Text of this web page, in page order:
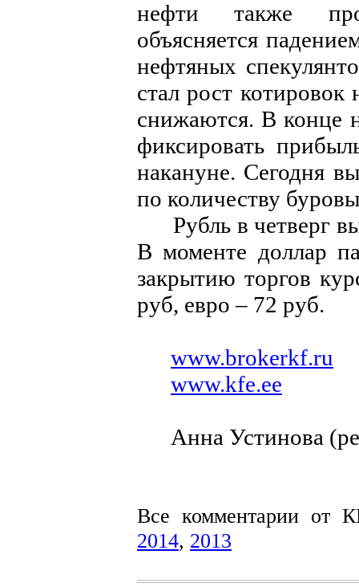
нефти также
объясняется
нефтяных
стал рост
снижаются. В конце
фиксировать
накануне. Сегодня
по количеству
Рубль в четверг
В моменте доллар
закрытию торгов
руб, евро – 72 руб.
www.brokerkf.ru
www.kfe.ee
Анна Устинова
Все комментарии от
2014, 2013